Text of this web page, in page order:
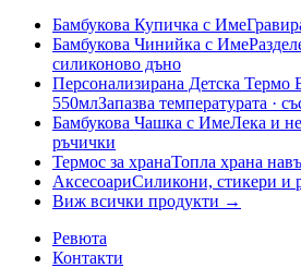
Бамбукова Купичка с Име
Бамбукова Чинийка с Име
силиконово дъно
Персонализирана Детска Термо
550млЗапазва температурата ·
Бамбукова Чашка с ИмеЛека и
ръчички
Термос за хранаТопла храна
АксесоариСиликони, стикери и
Виж всички продукти →
Ревюта
Контакти